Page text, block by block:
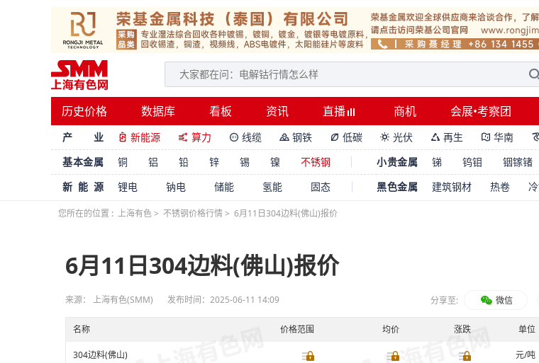
历史价格 数据库 看板 资讯 直播 商机 会展•考察团
产 业  新能源  算力  线缆  钢铁  低碳  光伏  再生  华南
基本金属
铜 铝 铅 锌 锡 镍 不锈钢 小贵金属 锑 钨钼 铟镓锗
新能源
锂电 钠电 储能 氢能 固态 黑色金属 建筑钢材 热卷
您所在的位置 : 上海有色> 不锈钢价格行情> 6月11日304边料(佛山)报价
6月11日304边料(佛山)报价
来源： 上海有色(SMM) 发布时间：2025-06-11 14:09 分享至: 微信
名称 价格范围 均价 涨跌 单位
304边料(佛山) 元/吨